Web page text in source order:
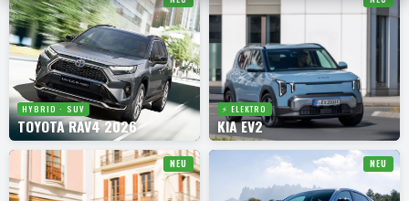
HYBRID · SUV
TOYOTA RAV4 2026
⚡ ELEKTRO
KIA EV2
NEU NEU